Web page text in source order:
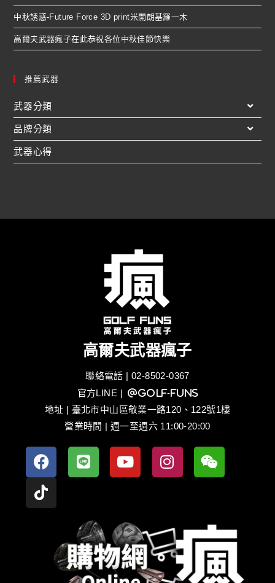
中秋誘惑-Future Force 3D print米開朗基羅一木
高爾夫武器瘋子在此恭祝各位中秋佳節快樂
推薦武器
武器分類
品牌分類
武器心得
高爾夫武器瘋子
聯絡電話 | 02-8502-0367
官方LINE | @golf-funs
地址 | 臺北市中山區敬業一路120、122號1樓
營業時間 | 週一至週六 11:00-20:00